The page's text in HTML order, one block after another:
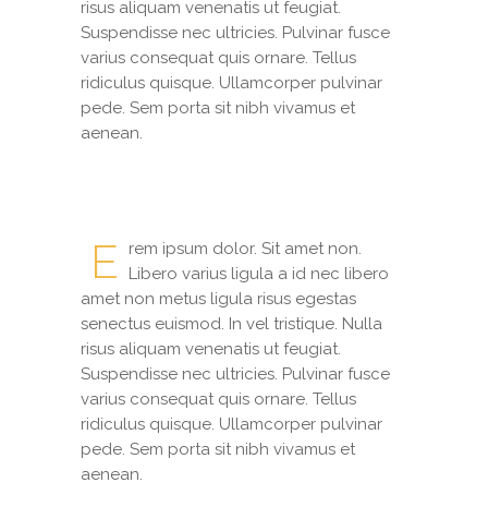
risus aliquam venenatis ut feugiat.
Suspendisse nec ultricies. Pulvinar fusce
varius consequat quis ornare. Tellus
ridiculus quisque. Ullamcorper pulvinar
pede. Sem porta sit nibh vivamus et
aenean.
E
rem ipsum dolor. Sit amet non.
Libero varius ligula a id nec libero
amet non metus ligula risus egestas
senectus euismod. In vel tristique. Nulla
risus aliquam venenatis ut feugiat.
Suspendisse nec ultricies. Pulvinar fusce
varius consequat quis ornare. Tellus
ridiculus quisque. Ullamcorper pulvinar
pede. Sem porta sit nibh vivamus et
aenean.